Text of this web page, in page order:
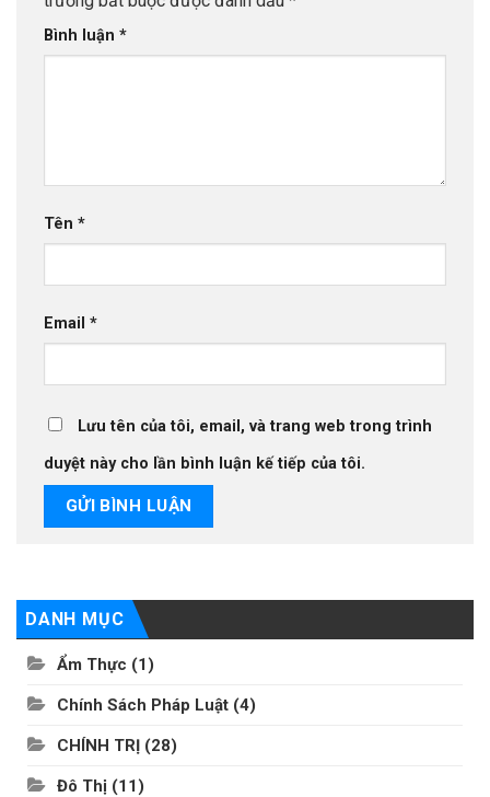
Bình luận *
Tên *
Email *
Lưu tên của tôi, email, và trang web trong trình
duyệt này cho lần bình luận kế tiếp của tôi.
DANH MỤC
Ẩm Thực (1)
Chính Sách Pháp Luật (4)
CHÍNH TRỊ (28)
Đô Thị (11)